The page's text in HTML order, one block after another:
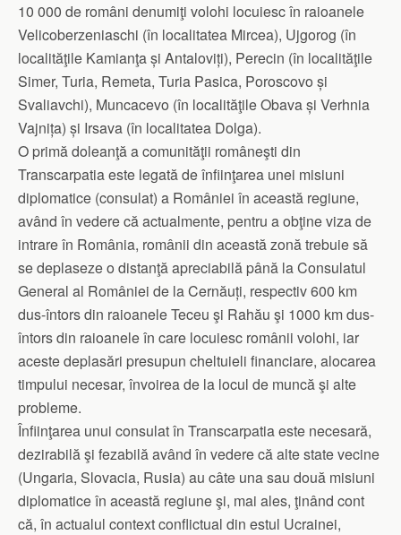
10 000 de români denumiţi volohi locuiesc în raioanele
Velicoberzeniaschi (în localitatea Mircea), Ujgorog (în
localităţile Kamianţa și Antaloviți), Perecin (în localităţile
Simer, Turia, Remeta, Turia Pasica, Poroscovo și
Svaliavchi), Muncacevo (în localităţile Obava și Verhnia
Vajnița) și Irsava (în localitatea Dolga).
O primă doleanţă a comunităţii româneşti din
Transcarpatia este legată de înfiinţarea unei misiuni
diplomatice (consulat) a României în această regiune,
având în vedere că actualmente, pentru a obţine viza de
intrare în România, românii din această zonă trebuie să
se deplaseze o distanţă apreciabilă până la Consulatul
General al României de la Cernăuți, respectiv 600 km
dus-întors din raioanele Teceu şi Rahău şi 1000 km dus-
întors din raioanele în care locuiesc românii volohi, iar
aceste deplasări presupun cheltuieli financiare, alocarea
timpului necesar, învoirea de la locul de muncă şi alte
probleme.
Înfiinţarea unui consulat în Transcarpatia este necesară,
dezirabilă şi fezabilă având în vedere că alte state vecine
(Ungaria, Slovacia, Rusia) au câte una sau două misiuni
diplomatice în această regiune şi, mai ales, ţinând cont
că, în actualul context conflictual din estul Ucrainei,